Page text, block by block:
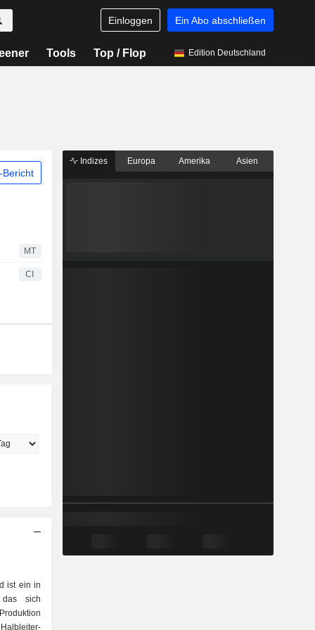
Einloggen Ein Abo abschließen
Tools Top / Flop Edition Deutschland
Bericht
MT
CI
ist ein in
das sich
Indizes Europa Amerika Asien